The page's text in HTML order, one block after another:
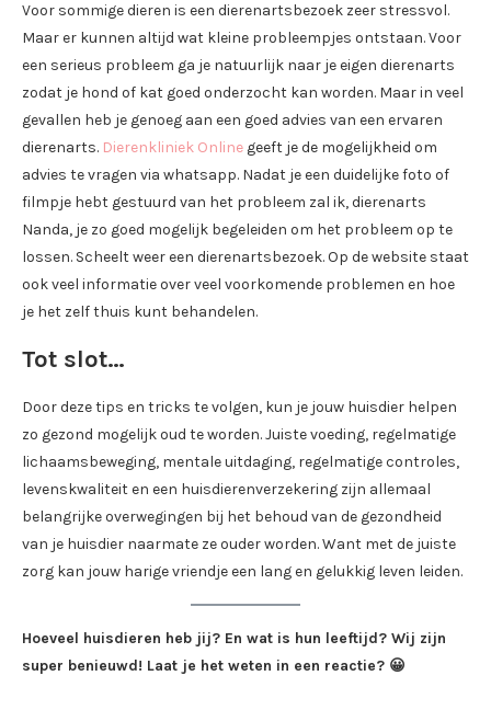
Voor sommige dieren is een dierenartsbezoek zeer stressvol.
Maar er kunnen altijd wat kleine probleempjes ontstaan. Voor
een serieus probleem ga je natuurlijk naar je eigen dierenarts
zodat je hond of kat goed onderzocht kan worden. Maar in veel
gevallen heb je genoeg aan een goed advies van een ervaren
dierenarts. Dierenkliniek Online geeft je de mogelijkheid om
advies te vragen via whatsapp. Nadat je een duidelijke foto of
filmpje hebt gestuurd van het probleem zal ik, dierenarts
Nanda, je zo goed mogelijk begeleiden om het probleem op te
lossen. Scheelt weer een dierenartsbezoek. Op de website staat
ook veel informatie over veel voorkomende problemen en hoe
je het zelf thuis kunt behandelen.
Tot slot…
Door deze tips en tricks te volgen, kun je jouw huisdier helpen
zo gezond mogelijk oud te worden. Juiste voeding, regelmatige
lichaamsbeweging, mentale uitdaging, regelmatige controles,
levenskwaliteit en een huisdierenverzekering zijn allemaal
belangrijke overwegingen bij het behoud van de gezondheid
van je huisdier naarmate ze ouder worden. Want met de juiste
zorg kan jouw harige vriendje een lang en gelukkig leven leiden.
Hoeveel huisdieren heb jij? En wat is hun leeftijd? Wij zijn
super benieuwd! Laat je het weten in een reactie? 😀